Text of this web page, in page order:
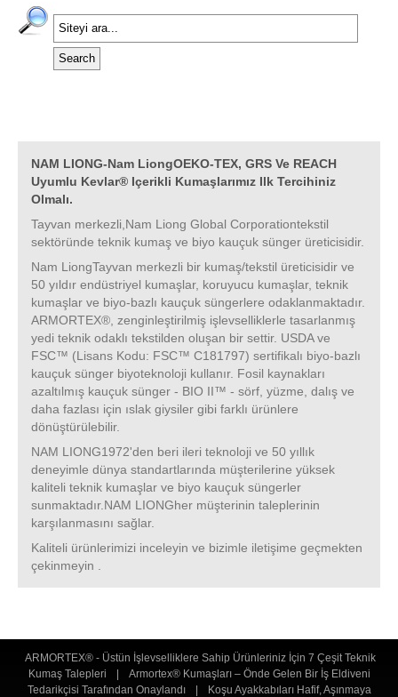
NAM LIONG-Nam LiongOEKO-TEX, GRS Ve REACH
Uyumlu Kevlar® Içerikli Kumaşlarımız Ilk Tercihiniz
Olmalı.
Tayvan merkezli,Nam Liong Global Corporationtekstil
sektöründe teknik kumaş ve biyo kauçuk sünger üreticisidir.
Nam LiongTayvan merkezli bir kumaş/tekstil üreticisidir ve
50 yıldır endüstriyel kumaşlar, koruyucu kumaşlar, teknik
kumaşlar ve biyo-bazlı kauçuk süngerlere odaklanmaktadır.
ARMORTEX®, zenginleştirilmiş işlevselliklerle tasarlanmış
yedi teknik odaklı tekstilden oluşan bir settir. USDA ve
FSC™ (Lisans Kodu: FSC™ C181797) sertifikalı biyo-bazlı
kauçuk sünger biyoteknoloji kullanır. Fosil kaynakları
azaltılmış kauçuk sünger - BIO II™ - sörf, yüzme, dalış ve
daha fazlası için ıslak giysiler gibi farklı ürünlere
dönüştürülebilir.
NAM LIONG1972'den beri ileri teknoloji ve 50 yıllık
deneyimle dünya standartlarında müşterilerine yüksek
kaliteli teknik kumaşlar ve biyo kauçuk süngerler
sunmaktadır.NAM LIONGher müşterinin taleplerinin
karşılanmasını sağlar.
Kaliteli ürünlerimizi inceleyin ve bizimle iletişime geçmekten
çekinmeyin .
ARMORTEX® - Üstün İşlevselliklere Sahip Ürünleriniz İçin 7 Çeşit Teknik
Kumaş Talepleri
|
Armortex® Kumaşları – Önde Gelen Bir İş Eldiveni
Tedarikçisi Tarafından Onaylandı
|
Koşu Ayakkabıları Hafif, Aşınmaya